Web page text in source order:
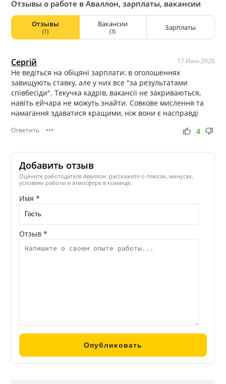
Отзывы о работе в Аваллон, зарплаты, вакансии
Отзывы
(1)
Вакансии
(3) Зарплаты
Сергій 17 Июн 2026
Не ведіться на обіцяні зарплати: в оголошеннях
завищують ставку, але у них все "за результатами
співбесіди". Текучка кадрів, вакансії не закриваються,
навіть ейчара не можуть знайти. Совкове мислення та
намагання здаватися кращими, ніж вони є насправді
Ответить ••• thumb_up thumb_down
4
Добавить отзыв
Оцените работодателя Аваллон: расскажите о плюсах, минусах,
условиях работы и атмосфере в команде.
Имя *
Отзыв *